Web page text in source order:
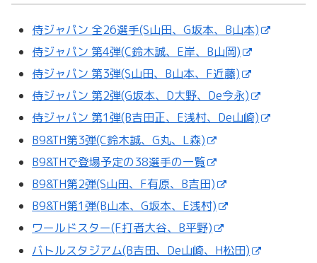
侍ジャパン 全26選手(S山田、G坂本、B山本)
侍ジャパン 第4弾(C鈴木誠、E岸、B山岡)
侍ジャパン 第3弾(S山田、B山本、F近藤)
侍ジャパン 第2弾(G坂本、D大野、De今永)
侍ジャパン 第1弾(B吉田正、E浅村、De山崎)
B9&TH第3弾(C鈴木誠、G丸、L森)
B9&THで登場予定の38選手の一覧
B9&TH第2弾(S山田、F有原、B吉田)
B9&TH第1弾(B山本、G坂本、E浅村)
ワールドスター(F打者大谷、B平野)
バトルスタジアム(B吉田、De山崎、H松田)